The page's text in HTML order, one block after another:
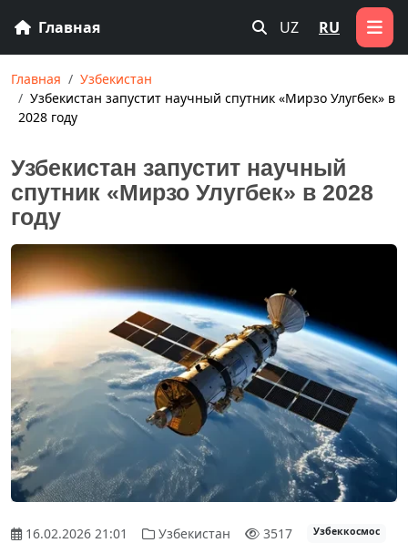
Главная UZ RU
Главная
Узбекистан
Узбекистан запустит научный спутник «Мирзо Улугбек» в
2028 году
Узбекистан запустит научный
спутник «Мирзо Улугбек» в 2028
году
16.02.2026 21:01 Узбекистан 3517
Узбеккосмос